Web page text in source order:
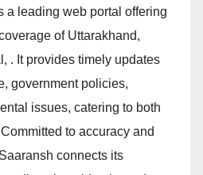
a leading web portal offering
of Uttarakhand,
. It provides timely updates
government policies,
issues, catering to both
to accuracy and
connects its